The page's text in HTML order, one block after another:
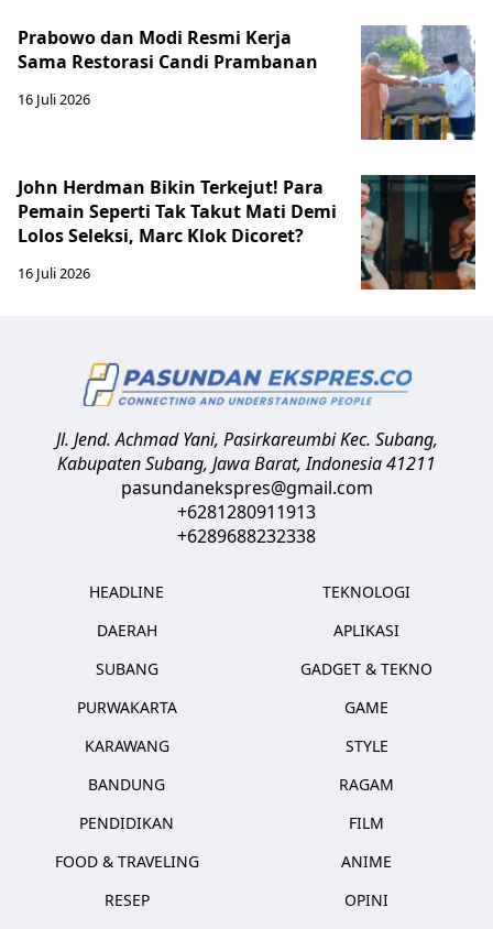
Prabowo dan Modi Resmi Kerja
Sama Restorasi Candi Prambanan
16 Juli 2026
John Herdman Bikin Terkejut! Para
Pemain Seperti Tak Takut Mati Demi
Lolos Seleksi, Marc Klok Dicoret?
16 Juli 2026
Jl. Jend. Achmad Yani, Pasirkareumbi Kec. Subang,
Kabupaten Subang, Jawa Barat,Indonesia41211
pasundanekspres@gmail.com
+6281280911913
+6289688232338
HEADLINE
DAERAH
SUBANG
PURWAKARTA
KARAWANG
BANDUNG
PENDIDIKAN
FOOD & TRAVELING
RESEP
TEKNOLOGI
APLIKASI
GADGET & TEKNO
GAME
STYLE
RAGAM
FILM
ANIME
OPINI